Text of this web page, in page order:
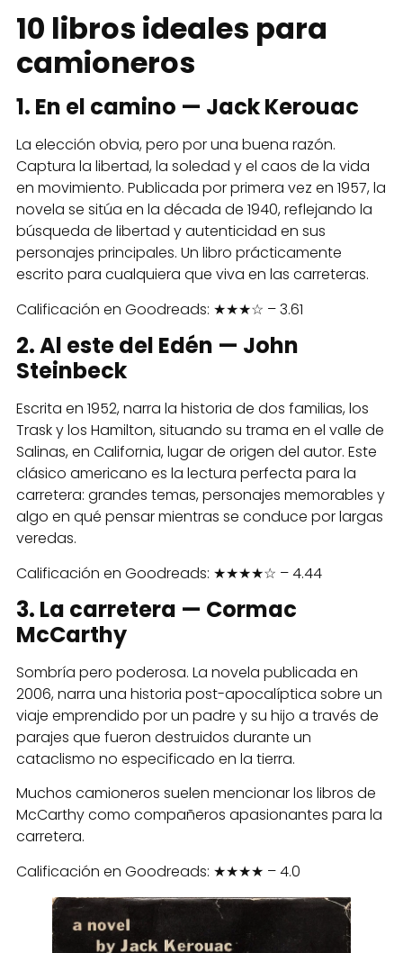
10 libros ideales para
camioneros
1. En el camino — Jack Kerouac
La elección obvia, pero por una buena razón.
Captura la libertad, la soledad y el caos de la vida
en movimiento. Publicada por primera vez en 1957, la
novela se sitúa en la década de 1940, reflejando la
búsqueda de libertad y autenticidad en sus
personajes principales. Un libro prácticamente
escrito para cualquiera que viva en las carreteras.
Calificación en Goodreads: ★★★☆ – 3.61
2. Al este del Edén — John
Steinbeck
Escrita en 1952, narra la historia de dos familias, los
Trask y los Hamilton, situando su trama en el valle de
Salinas, en California, lugar de origen del autor. Este
clásico americano es la lectura perfecta para la
carretera: grandes temas, personajes memorables y
algo en qué pensar mientras se conduce por largas
veredas.
Calificación en Goodreads: ★★★★☆ – 4.44
3. La carretera — Cormac
McCarthy
Sombría pero poderosa. La novela publicada en
2006, narra una historia post-apocalíptica sobre un
viaje emprendido por un padre y su hijo a través de
parajes que fueron destruidos durante un
cataclismo no especificado en la tierra.
Muchos camioneros suelen mencionar los libros de
McCarthy como compañeros apasionantes para la
carretera.
Calificación en Goodreads: ★★★★ – 4.0